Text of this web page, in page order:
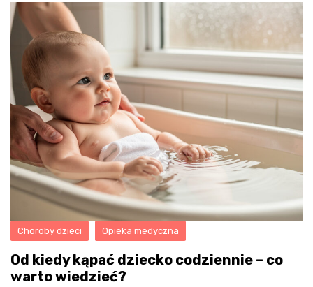
Choroby dzieci Opieka medyczna
Od kiedy kąpać dziecko codziennie – co
warto wiedzieć?